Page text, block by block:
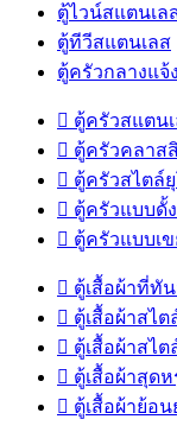
ตู้ไวน์สแตนเล
ตู้ทีวีสแตนเลส
ตู้ครัวกลางแจ้ง
 ตู้ครัวสแตน
 ตู้ครัวคลาส
 ตู้ครัวสไตล์
 ตู้ครัวแบบดั้ง
 ตู้ครัวแบบเข
 ตู้เสื้อผ้าที่ทั
 ตู้เสื้อผ้าสไต
 ตู้เสื้อผ้าสไ
 ตู้เสื้อผ้าสุดห
 ตู้เสื้อผ้าย้อน